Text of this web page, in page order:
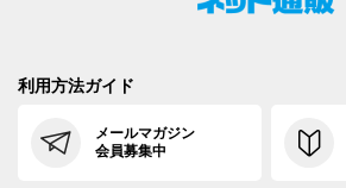
利用方法ガイド
メールマガジン
会員募集中